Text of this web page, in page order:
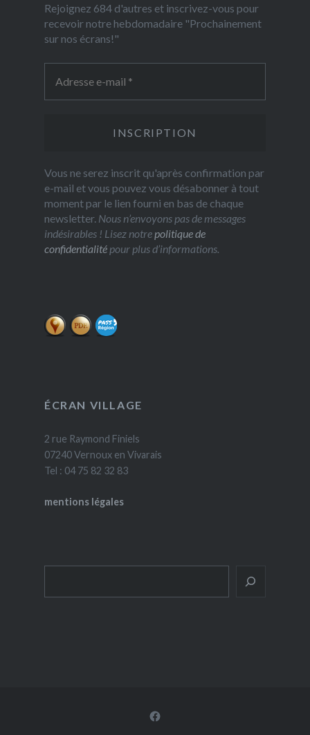
Rejoignez 684 d'autres et inscrivez-vous pour
recevoir notre hebdomadaire "Prochainement
sur nos écrans!"
Vous ne serez inscrit qu'après confirmation par
e-mail et vous pouvez vous désabonner à tout
moment par le lien fourni en bas de chaque
newsletter. Nous n’envoyons pas de messages
indésirables ! Lisez notre politique de
confidentialitépour plus d’informations.
ÉCRAN VILLAGE
2 rue Raymond Finiels
07240 Vernoux en Vivarais
Tel : 04 75 82 32 83
mentions légales
Facebook